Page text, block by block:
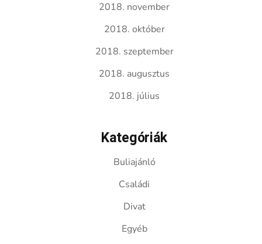
2018. november
2018. október
2018. szeptember
2018. augusztus
2018. július
Kategóriák
Buliajánló
Családi
Divat
Egyéb